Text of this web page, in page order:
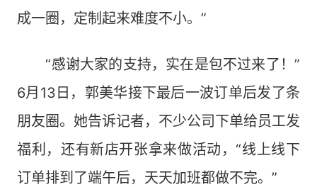
成一圈，定制起来难度不小。”
“感谢大家的支持，实在是包不过来了！”
6月13日，郭美华接下最后一波订单后发了条
朋友圈。她告诉记者，不少公司下单给员工发
福利，还有新店开张拿来做活动，“线上线下
订单排到了端午后，天天加班都做不完。”